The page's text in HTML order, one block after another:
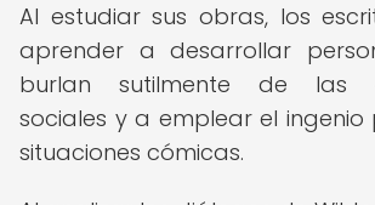
Al estudiar sus obras, los
aprender a desarrollar
burlan sutilmente de las
sociales y a emplear el
situaciones cómicas.